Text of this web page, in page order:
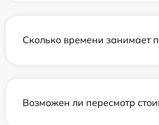
Сколько времени занимает
Возможен ли пересмотр